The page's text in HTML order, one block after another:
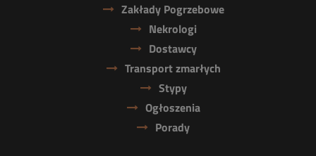
Zakłady Pogrzebowe
Nekrologi
Dostawcy
Transport zmarłych
Stypy
Ogłoszenia
Porady